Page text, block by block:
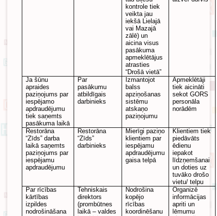
kontrole tiek
veikta jau
iekšā Lielajā
vai Mazajā
zālē) un
aicina visus
pasākuma
apmeklētājus
atrasties
“Drošā vietā”
Ja šūnu
apraides
paziņojums par
iespējamo
apdraudējumu
tiek saņemts
pasākuma laikā
Par
pasākumu
atbildīgais
darbinieks
Izmantojot
balss
apziņošanas
sistēmu
atskaņo
paziņojumu
Apmeklētāji
tiek aicināti
sekot GORS
personāla
norādēm
Restorāna
“Zīds” darba
laikā saņemts
paziņojums par
iespējamu
apdraudējumu
Restorāna
“Zīds”
darbinieks
Mierīgi paziņo
klientiem par
iespējamu
apdraudējumu
gaisa telpā
Klientiem tiek
piedāvāts
ēdienu
iepakot
līdzņemšanai
un doties uz
tuvāko drošo
vietu/ telpu
Par rīcības
kārtības
izpildes
nodrošināšana
Tehniskais
direktors
(prombūtnes
laikā – valdes
Nodrošina
kopējo
rīcības
koordinēšanu
Organizē
informācijas
apriti un
lēmumu